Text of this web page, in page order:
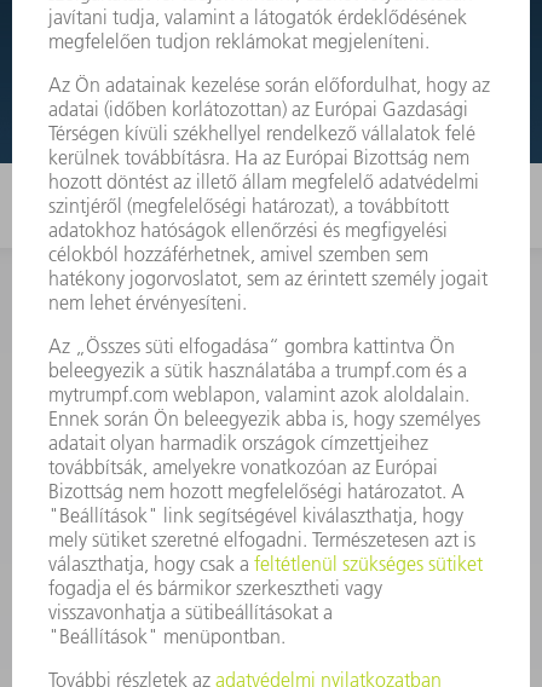
ROBBANTOTT ÁBRA
KAPCSOLAT
Szerszám
3628576045
08.00 - 16.30
szerszam@hu.trumpf.com
KAPCSOLAT
Alkatrész
3628576035
08.00 - 16.30
alkatresz@hu.trumpf.com